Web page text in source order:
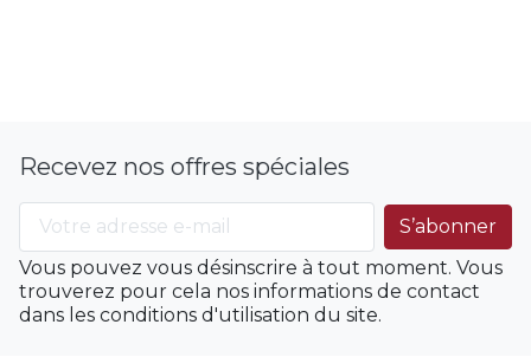
Recevez nos offres spéciales
Vous pouvez vous désinscrire à tout moment. Vous
trouverez pour cela nos informations de contact
dans les conditions d'utilisation du site.